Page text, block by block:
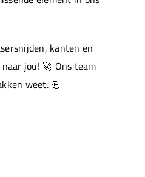
kanten en
jou! 🚀 Ons team
weet. 💪